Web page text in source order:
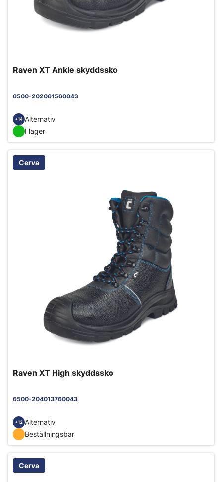
Raven XT Ankle skyddssko
6500-202061560043
+14 Alternativ
I lager
Cerva
Raven XT High skyddssko
6500-204013760043
+12 Alternativ
Beställningsbar
Cerva